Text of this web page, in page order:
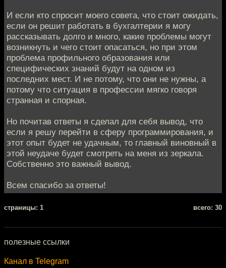
И если кто спросит моего совета, что стоит ожидать,
если он решит работать в бухгалтерии я могу
рассказывать долго и много, какие проблемы могут
возникнуть и чего стоит опасаться, но при этом
проблема профильного образования или
специфических знаний будут на одном из
последних мест. И не потому, что они не нужны, а
потому что ситуация в профессии мягко говоря
странная и спорная.
Но почитав ответы я сделал для себя вывод, что
если я решу перейти в сферу программирования, и
этот опыт будет не удачным, то главный виновный в
этой неудаче будет смотреть на меня из зеркала.
Собственно это важный вывод.
Всем спасибо за ответы!
cтраницы: 1 всего: 30
полезные ссылки
Канал в Telegram